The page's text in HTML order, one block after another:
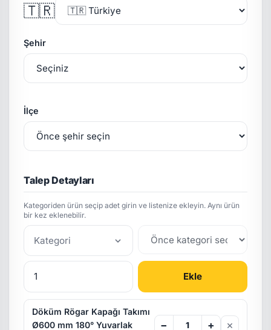
🇹🇷
Şehir
İlçe
Talep Detayları
Kategoriden ürün seçip adet girin ve listenize ekleyin. Aynı ürün
bir kez eklenebilir.
Kategori
Ekle
Döküm Rögar Kapağı Takımı
Ø600 mm 180° Yuvarlak
− + ×